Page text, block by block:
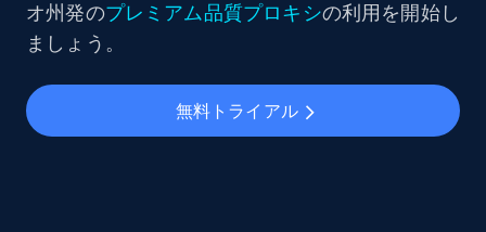
オ州発のプレミアム品質プロキシの利用を開始し
ましょう。
無料トライアル